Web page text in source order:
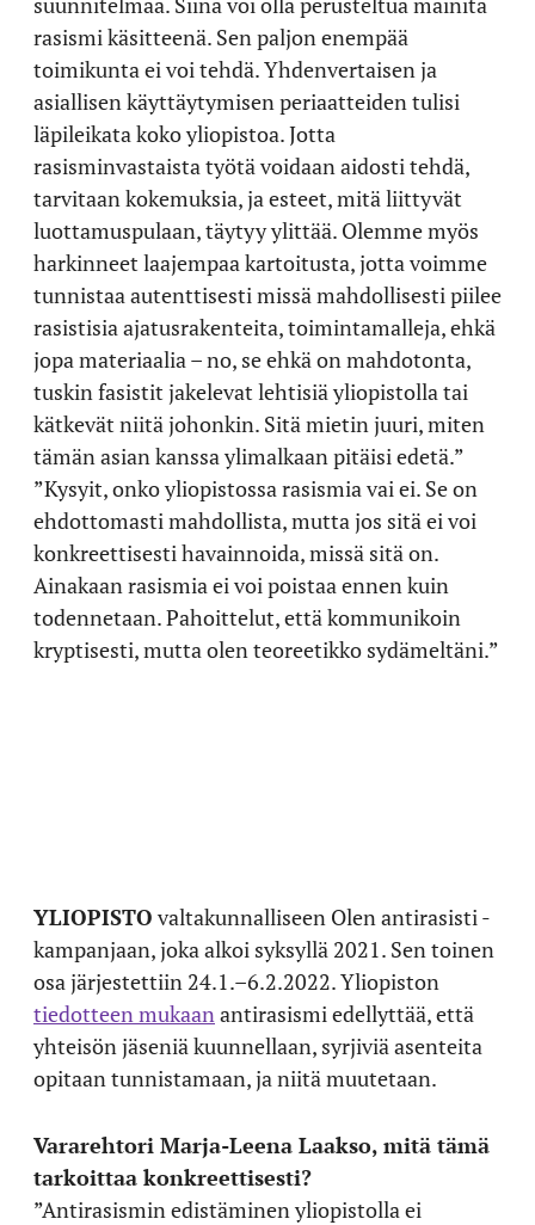
rasismi käsitteenä. Sen paljon enempää
toimikunta ei voi tehdä. Yhdenvertaisen ja
asiallisen käyttäytymisen periaatteiden tulisi
läpileikata koko yliopistoa. Jotta
rasisminvastaista työtä voidaan aidosti tehdä,
tarvitaan kokemuksia, ja esteet, mitä liittyvät
luottamuspulaan, täytyy ylittää. Olemme myös
harkinneet laajempaa kartoitusta, jotta voimme
tunnistaa autenttisesti missä mahdollisesti piilee
rasistisia ajatusrakenteita, toimintamalleja, ehkä
jopa materiaalia – no, se ehkä on mahdotonta,
tuskin fasistit jakelevat lehtisiä yliopistolla tai
kätkevät niitä johonkin. Sitä mietin juuri, miten
tämän asian kanssa ylimalkaan pitäisi edetä.”
”Kysyit, onko yliopistossa rasismia vai ei. Se on
ehdottomasti mahdollista, mutta jos sitä ei voi
konkreettisesti havainnoida, missä sitä on.
Ainakaan rasismia ei voi poistaa ennen kuin
todennetaan. Pahoittelut, että kommunikoin
kryptisesti, mutta olen teoreetikko sydämeltäni.”
YLIOPISTO valtakunnalliseen Olen antirasisti -
kampanjaan, joka alkoi syksyllä 2021. Sen toinen
osa järjestettiin 24.1.–6.2.2022. Yliopiston
tiedotteen mukaanantirasismi edellyttää, että
yhteisön jäseniä kuunnellaan, syrjiviä asenteita
opitaan tunnistamaan, ja niitä muutetaan.
Vararehtori Marja-Leena Laakso, mitä tämä
tarkoittaa konkreettisesti?
”Antirasismin edistäminen yliopistolla ei